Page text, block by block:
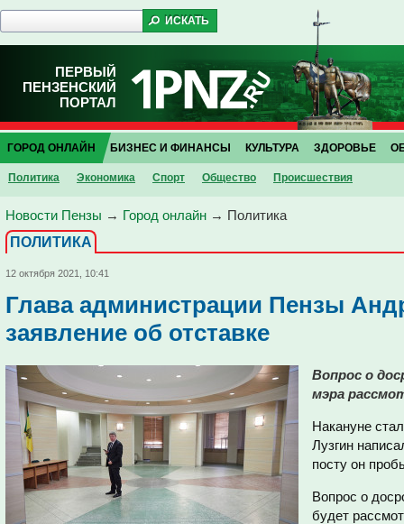
ПЕРВЫЙ
ПЕНЗЕНСКИЙ
ПОРТАЛ
ГОРОД ОНЛАЙН
Политика Экономика Спорт Общество Проиcшествия
БИЗНЕС И ФИНАНСЫ КУЛЬТУРА ЗДОРОВЬЕ
Новости Пензы → Город онлайн → Политика
ПОЛИТИКА
12 октября 2021, 10:41
Глава администрации Пензы
заявление об отставке
Вопрос о
мэра
Накануне
Лузгин
посту он
Вопрос о
будет